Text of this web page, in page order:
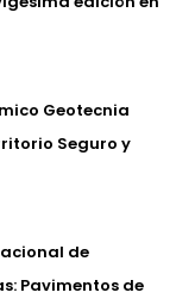
Geotecnia
Seguro y
de
Pavimentos de